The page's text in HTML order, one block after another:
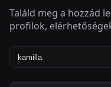
Találd meg a hozzád
profilok,